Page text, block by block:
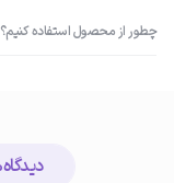
چطور از محصول استفاده کنیم؟